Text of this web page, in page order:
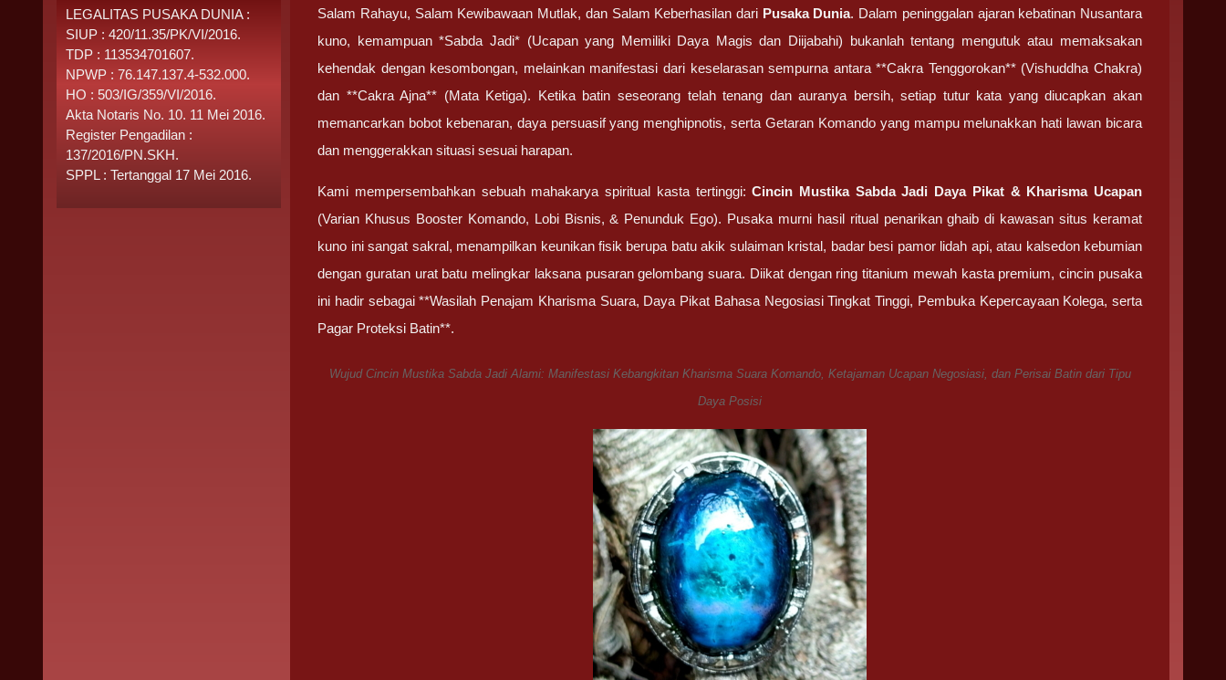
Salam Rahayu, Salam Kewibawaan Mutlak, dan Salam Keberhasilan dari Pusaka Dunia. Dalam peninggalan ajaran kebatinan Nusantara
kuno, kemampuan *Sabda Jadi* (Ucapan yang Memiliki Daya Magis dan Diijabahi) bukanlah tentang mengutuk atau memaksakan
kehendak dengan kesombongan, melainkan manifestasi dari keselarasan sempurna antara **Cakra Tenggorokan** (Vishuddha Chakra)
dan **Cakra Ajna** (Mata Ketiga). Ketika batin seseorang telah tenang dan auranya bersih, setiap tutur kata yang diucapkan akan
memancarkan bobot kebenaran, daya persuasif yang menghipnotis, serta Getaran Komando yang mampu melunakkan hati lawan bicara
dan menggerakkan situasi sesuai harapan.
Kami mempersembahkan sebuah mahakarya spiritual kasta tertinggi:Cincin Mustika Sabda Jadi Daya Pikat & Kharisma Ucapan
(Varian Khusus Booster Komando, Lobi Bisnis, & Penunduk Ego). Pusaka murni hasil ritual penarikan ghaib di kawasan situs keramat
kuno ini sangat sakral, menampilkan keunikan fisik berupa batu akik sulaiman kristal, badar besi pamor lidah api, atau kalsedon kebumian
dengan guratan urat batu melingkar laksana pusaran gelombang suara. Diikat dengan ring titanium mewah kasta premium, cincin pusaka
ini hadir sebagai **Wasilah Penajam Kharisma Suara, Daya Pikat Bahasa Negosiasi Tingkat Tinggi, Pembuka Kepercayaan Kolega, serta
Pagar Proteksi Batin**.
Wujud Cincin Mustika Sabda Jadi Alami: Manifestasi Kebangkitan Kharisma Suara Komando, Ketajaman Ucapan Negosiasi, dan Perisai Batin dari Tipu
Daya Posisi
LEGALITAS PUSAKA DUNIA :
SIUP : 420/11.35/PK/VI/2016.
TDP : 113534701607.
NPWP : 76.147.137.4-532.000.
HO : 503/IG/359/VI/2016.
Akta Notaris No. 10. 11 Mei 2016.
Register Pengadilan :
137/2016/PN.SKH.
SPPL : Tertanggal 17 Mei 2016.